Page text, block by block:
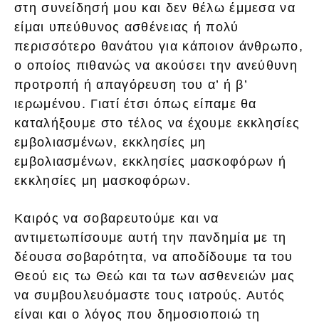
στη συνείδησή μου και δεν θέλω έμμεσα να
είμαι υπεύθυνος ασθένειας ή πολύ
περισσότερο θανάτου για κάποιον άνθρωπο,
ο οποίος πιθανώς να ακούσει την ανεύθυνη
προτροπή ή απαγόρευση του α’ ή β’
ιερωμένου. Γιατί έτσι όπως είπαμε θα
καταλήξουμε στο τέλος να έχουμε εκκλησίες
εμβολιασμένων, εκκλησίες μη
εμβολιασμένων, εκκλησίες μασκοφόρων ή
εκκλησίες μη μασκοφόρων.
Καιρός να σοβαρευτούμε και να
αντιμετωπίσουμε αυτή την πανδημία με τη
δέουσα σοβαρότητα, να αποδίδουμε τα του
Θεού εις τω Θεώ και τα των ασθενειών μας
να συμβουλευόμαστε τους ιατρούς. Αυτός
είναι και ο λόγος που δημοσιοποιώ τη